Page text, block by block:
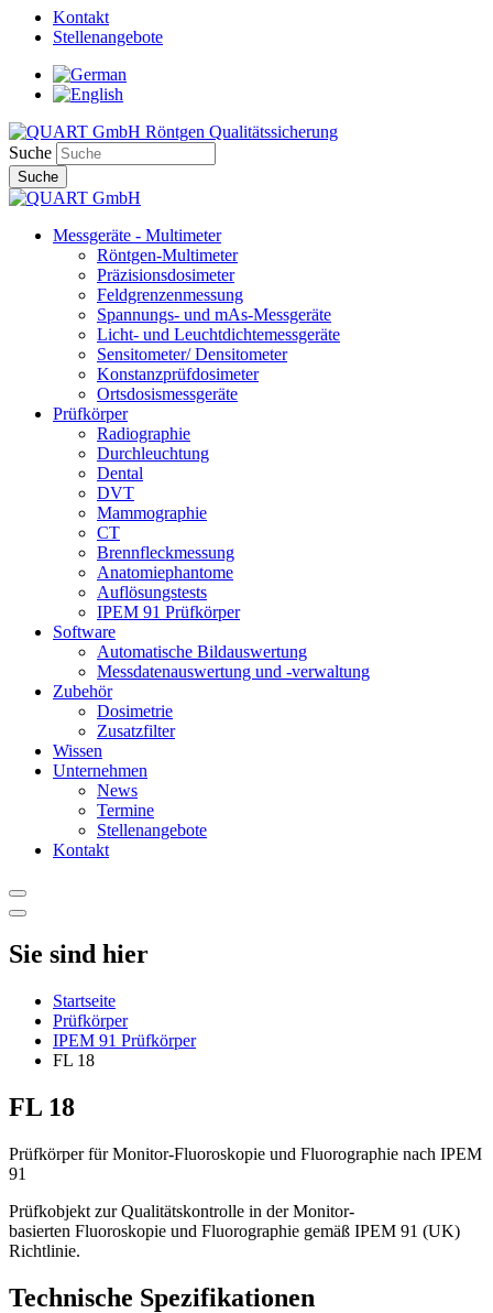
Kontakt
Stellenangebote
Suche
Messgeräte - Multimeter
Röntgen-Multimeter
Präzisionsdosimeter
Feldgrenzenmessung
Spannungs- und mAs-Messgeräte
Licht- und Leuchtdichtemessgeräte
Sensitometer/ Densitometer
Konstanzprüfdosimeter
Ortsdosismessgeräte
Prüfkörper
Radiographie
Durchleuchtung
Dental
DVT
Mammographie
CT
Brennfleckmessung
Anatomiephantome
Auflösungstests
IPEM 91 Prüfkörper
Software
Automatische Bildauswertung
Messdatenauswertung und -verwaltung
Zubehör
Dosimetrie
Zusatzfilter
Wissen
Unternehmen
News
Termine
Stellenangebote
Kontakt
Sie sind hier
Startseite
Prüfkörper
IPEM 91 Prüfkörper
FL 18
FL 18
Prüfkörper für Monitor-Fluoroskopie und Fluorographie nach IPEM
91
Prüfkobjekt zur Qualitätskontrolle in der Monitor-
basierten Fluoroskopie und Fluorographie gemäß IPEM 91 (UK)
Richtlinie.
Technische Spezifikationen